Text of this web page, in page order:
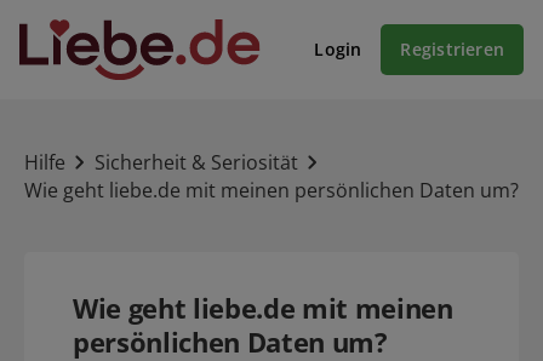
Login Registrieren
Hilfe
Sicherheit & Seriosität
Wie geht liebe.de mit meinen persönlichen Daten um?
Wie geht liebe.de mit meinen
persönlichen Daten um?